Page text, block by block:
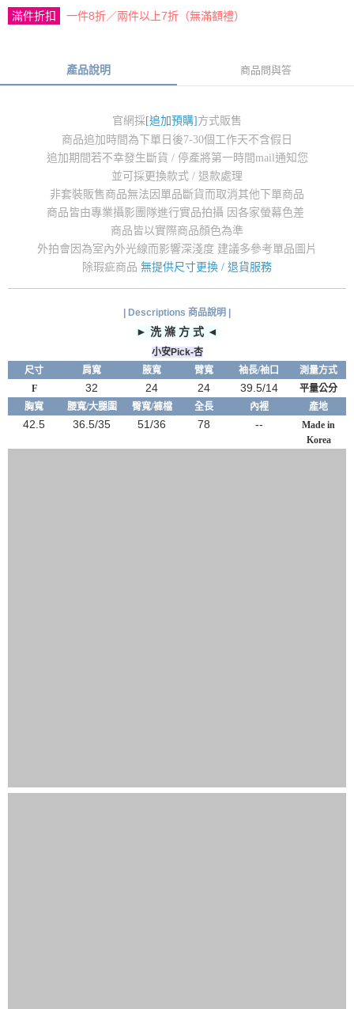
滿件折扣 一件8折／兩件以上7折（無滿額禮）
產品說明 商品問與答
官網採 [追加預購] 方式販售
商品追加時間為下單日後7-30個工作天不含假日
追加期間若不幸發生斷貨 / 停產將第一時間mail通知您
並可採更換款式 / 退款處理
非套裝販售商品無法因單品斷貨而取消其他下單商品
商品皆由專業攝影團隊進行實品拍攝 因各家螢幕色差
商品皆以實際商品顏色為準
外拍會因為室內外光線而影響深淺度 建議多參考單品圖片
除瑕疵商品 無提供尺寸更換 / 退貨服務
| Descriptions 商品說明 |
► 洗 滌 方 式 ◄
小安Pick-杏
尺寸
肩寬 腋寬 臂寬 袖長/袖口
測量方式
F
32 24 24 39.5/14
平量公分
胸寬
腰寬/大腿圍 臀寬/褲檔 全長 內裡 產地
42.5 36.5/35 51/36 78 --
Made in
Korea